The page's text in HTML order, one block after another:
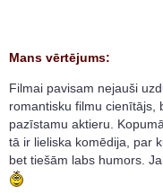
Mans vērtējums:
Filmai pavisam nejauši
romantisku filmu cienītājs,
pazīstamu aktieru.
tā ir lieliska komēdija, par
bet tiešām labs humors.